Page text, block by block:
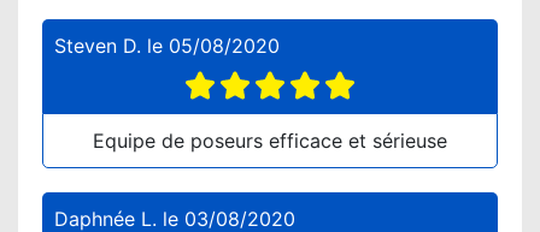
Steven D. le 05/08/2020
Equipe de poseurs efficace et sérieuse
Daphnée L. le 03/08/2020